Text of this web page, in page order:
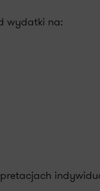
wydatki na: